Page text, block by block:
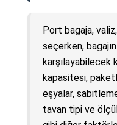
Port bagaja,
seçerken,
karşılayabilecek
kapasitesi,
eşyalar,
tavan tipi ve